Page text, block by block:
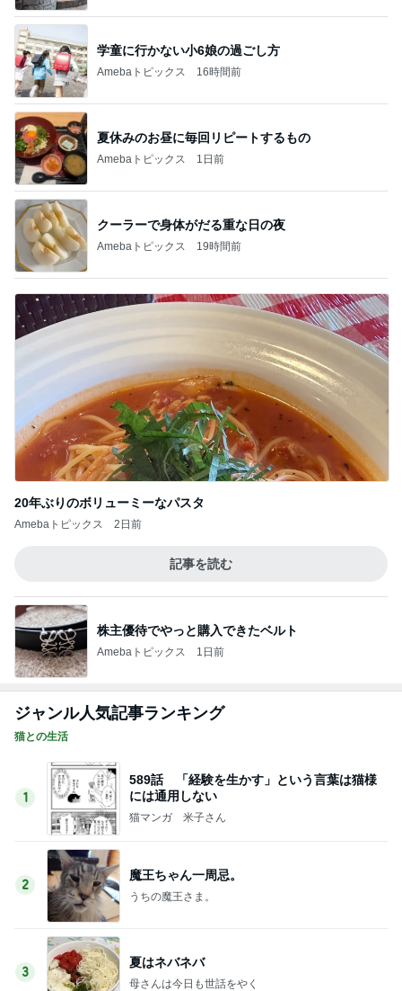
学童に行かない小6娘の過ごし方
Amebaトピックス 16時間前
夏休みのお昼に毎回リピートするもの
Amebaトピックス 1日前
クーラーで身体がだる重な日の夜
Amebaトピックス 19時間前
20年ぶりのボリューミーなパスタ
Amebaトピックス 2日前
記事を読む
株主優待でやっと購入できたベルト
Amebaトピックス 1日前
ジャンル人気記事ランキング
猫との生活
1
589話 「経験を生かす」という言葉は猫様
には通用しない
猫マンガ 米子さん
2
魔王ちゃん一周忌。
うちの魔王さま。
3
夏はネバネバ
母さんは今日も世話をやく